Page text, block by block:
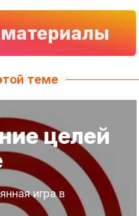
теме
целей
игра в